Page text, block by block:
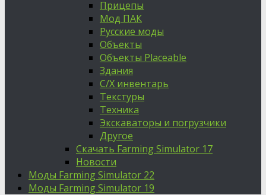
Прицепы
Мод ПАК
Русские моды
Объекты
Объекты Placeable
Здания
С/Х инвентарь
Текстуры
Техника
Экскаваторы и погрузчики
Другое
Скачать Farming Simulator 17
Новости
Моды Farming Simulator 22
Моды Farming Simulator 19